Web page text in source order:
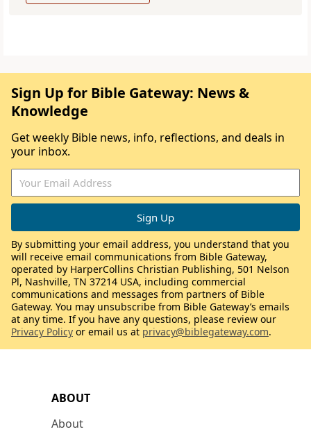
ABOUT
About
Sign Up for Bible Gateway: News &
Knowledge
Get weekly Bible news, info, reflections, and deals in
your inbox.
By submitting your email address, you understand that you
will receive email communications from Bible Gateway,
operated by HarperCollins Christian Publishing, 501 Nelson
Pl, Nashville, TN 37214 USA, including commercial
communications and messages from partners of Bible
Gateway. You may unsubscribe from Bible Gateway’s emails
at any time. If you have any questions, please review our
Privacy Policy or email us at privacy@biblegateway.com.